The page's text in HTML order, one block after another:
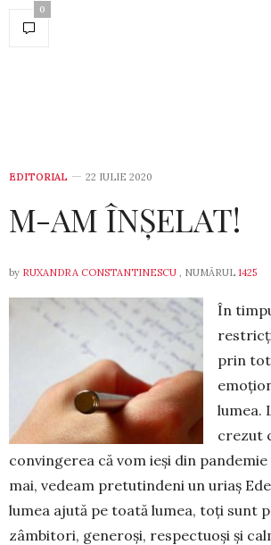
0
EDITORIAL 22 IULIE 2020
M-AM ÎNȘELAT!
by RUXANDRA CONSTANTINESCU , NUMĂRUL 1425
În
prin
lumea.
crezut
convingerea că vom ieși din
mai, vedeam pre­tu­tindeni un uriaș
lumea ajută pe toată lumea, toți sunt
zâmbitori, generoși, res­pectuoși și